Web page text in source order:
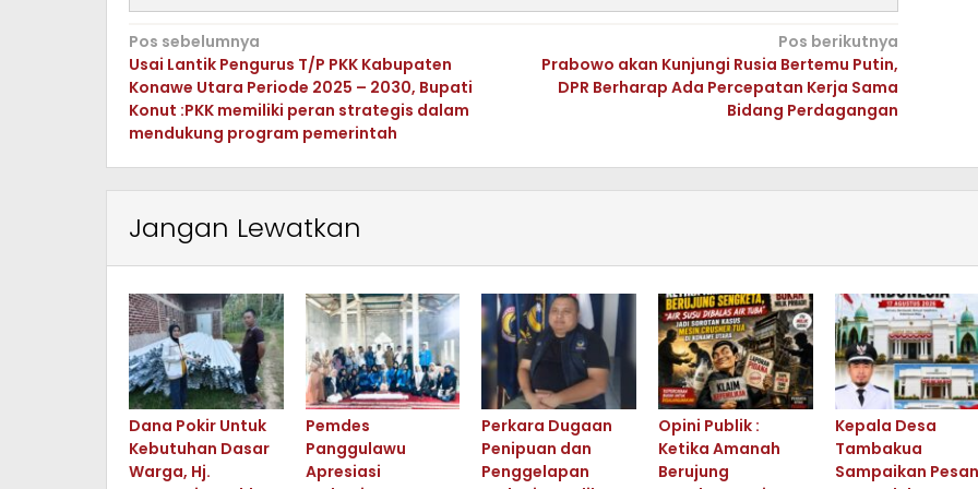
Navigasi
pos
Pos sebelumnya
Usai Lantik Pengurus T/P PKK Kabupaten
Konawe Utara Periode 2025 – 2030, Bupati
Konut :PKK memiliki peran strategis dalam
mendukung program pemerintah
Pos berikutnya
Prabowo akan Kunjungi Rusia Bertemu Putin,
DPR Berharap Ada Percepatan Kerja Sama
Bidang Perdagangan
Jangan Lewatkan
Dana Pokir Untuk
Kebutuhan Dasar
Warga, Hj.
Pemdes
Panggulawu
Apresiasi
Perkara Dugaan
Penipuan dan
Penggelapan
Opini Publik :
Ketika Amanah
Berujung
Kepala Desa
Tambakua
Sampaikan Pesan